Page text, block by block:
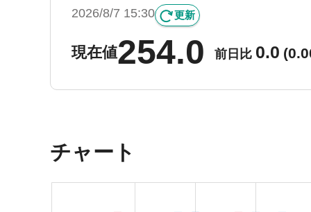
2026/8/7 15:30 更新
現在値254.0 前日比 0.0 (
チャート